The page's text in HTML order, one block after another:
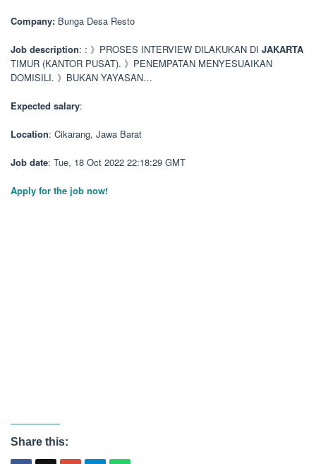
Company: Bunga Desa Resto
Job description: : 》PROSES INTERVIEW DILAKUKAN DI JAKARTA
TIMUR (KANTOR PUSAT). 》PENEMPATAN MENYESUAIKAN
DOMISILI. 》BUKAN YAYASAN…
Expected salary:
Location: Cikarang, Jawa Barat
Job date: Tue, 18 Oct 2022 22:18:29 GMT
Apply for the job now!
Share this: